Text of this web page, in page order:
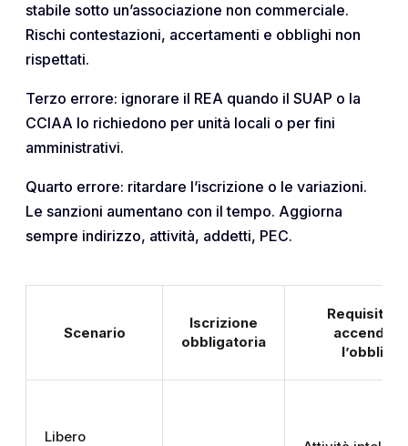
stabile sotto un’associazione non commerciale.
Rischi contestazioni, accertamenti e obblighi non
rispettati.
Terzo errore: ignorare il REA quando il SUAP o la
CCIAA lo richiedono per unità locali o per fini
amministrativi.
Quarto errore: ritardare l’iscrizione o le variazioni.
Le sanzioni aumentano con il tempo. Aggiorna
sempre indirizzo, attività, addetti, PEC.
Scenario
Iscrizione
obbligatoria
Requisiti
l’obbligo
Libero